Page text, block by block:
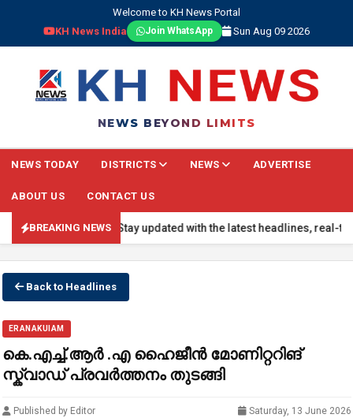
Welcome to KH News Portal
KH News India
Join WhatsApp Sun Aug 09 2026
NEWS BEYOND LIMITS
NEWS TODAY DISTRICTS NEWS ADVERTISE
ABOUT US CONTACT US
BREAKING NEWS
NEWS: Stay updated with the latest headlines, real-time
Back to Headlines
ERANAKUIAM
കെ.എച്ച്.ആർ .എ ഹൈജീൻ മോണിറ്ററിങ്
സ്ക്വാഡ് പ്രവർത്തനം തുടങ്ങി
Published by Editor Saturday, 13 June 2026